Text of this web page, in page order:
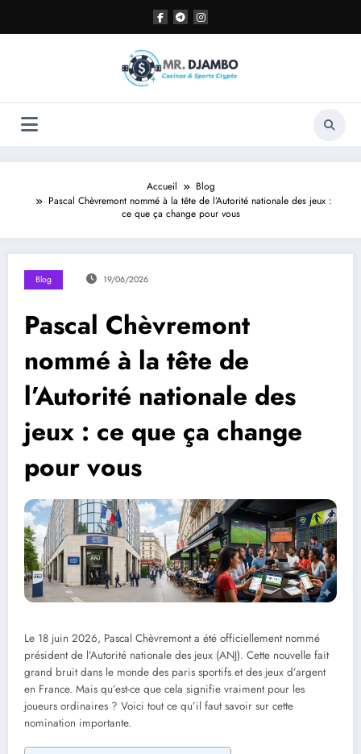
contenu
Accueil
Blog
Pascal Chèvremont nommé à la tête de l’Autorité nationale des jeux :
ce que ça change pour vous
Blog 19/06/2026
Pascal Chèvremont
nommé à la tête de
l’Autorité nationale des
jeux : ce que ça change
pour vous
Le 18 juin 2026, Pascal Chèvremont a été officiellement nommé
président de l’Autorité nationale des jeux (ANJ). Cette nouvelle fait
grand bruit dans le monde des paris sportifs et des jeux d’argent
en France. Mais qu’est-ce que cela signifie vraiment pour les
joueurs ordinaires ? Voici tout ce qu’il faut savoir sur cette
nomination importante.